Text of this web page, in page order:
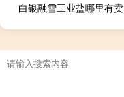
白银融雪工业盐哪里有卖